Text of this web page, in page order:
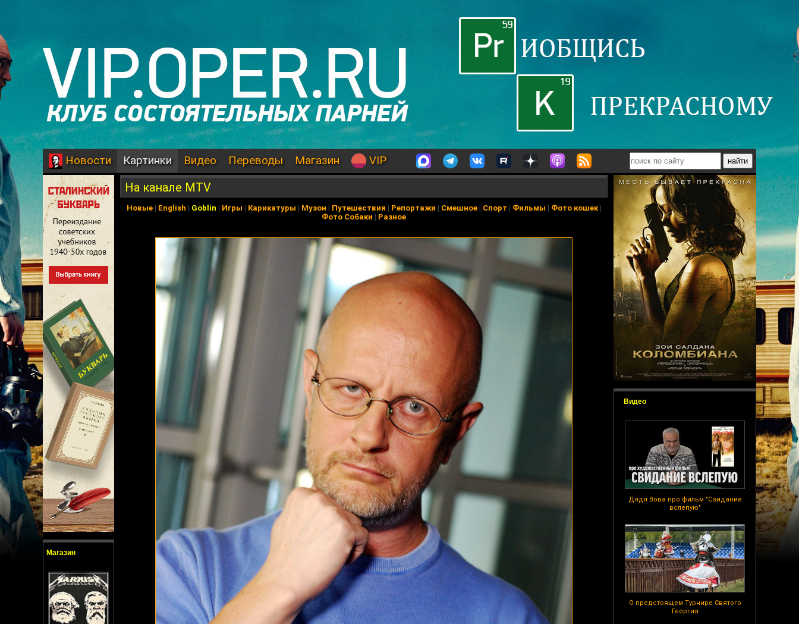
Новости Картинки Видео Переводы Магазин VIP
Магазин
Видео
Дядя Вова про фильм "Свидание
вслепую"
О предстоящем Турнире Святого
Георгия
На канале MTV
Новые| English | Goblin | Игры | Карикатуры | Музон | Путешествия | Репортажи | Смешное| Спорт | Фильмы | Фото кошек|
Фото Собаки | Разное